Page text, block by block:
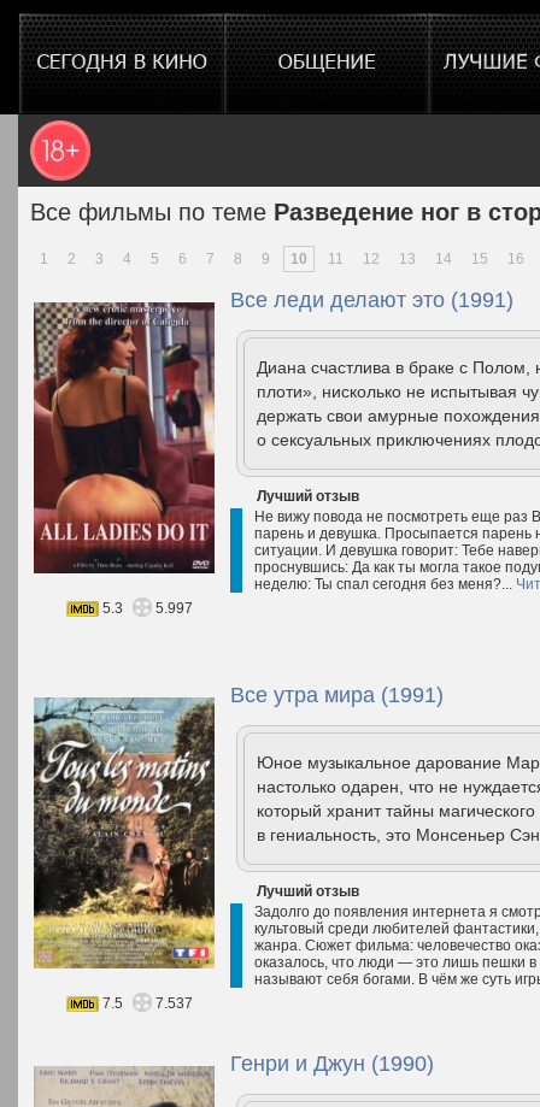
Все фильмы по теме Разведение ног в
1 2 3 4 5 6 7 8 9 10 11 12 13 14 15 16
Все леди делают это (1991)
Диана счастлива в браке с
плоти», нисколько не испытывая
держать свои амурные
о сексуальных приключениях
Лучший отзыв
Не вижу повода не посмотреть еще раз
парень и девушка. Просыпается парень
ситуации. И девушка говорит: Тебе
проснувшись: Да как ты могла такое
неделю: Ты спал сегодня без меня?...
5.3
5.997
Все утра мира (1991)
Юное музыкальное дарование
настолько одарен, что не
который хранит тайны
в гениальность, это Монсеньер
Лучший отзыв
Задолго до появления интернета я
культовый среди любителей
жанра. Сюжет фильма: человечество
оказалось, что люди — это лишь пешки
называют себя богами. В чём же суть
7.5
7.537
Генри и Джун (1990)